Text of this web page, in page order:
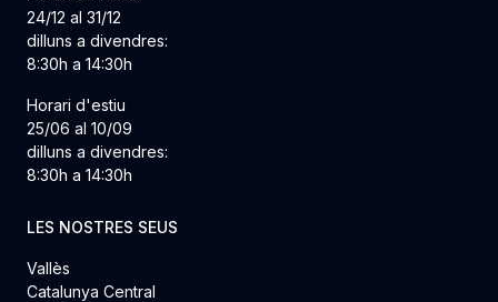
24/12 al 31/12
dilluns a divendres:
8:30h a 14:30h
Horari d'estiu
25/06 al 10/09
dilluns a divendres:
8:30h a 14:30h
LES NOSTRES SEUS
Vallès
Catalunya Central